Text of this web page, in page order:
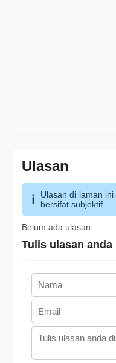
Ulasan
Ulasan di laman
bersifat subjektif.
Belum ada ulasan
Tulis ulasan anda